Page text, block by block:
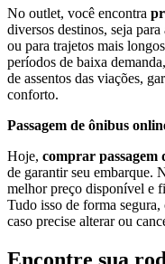
No outlet, você encontra
diversos destinos, seja
ou para trajetos mais
períodos de baixa
de assentos das viações,
conforto.
Passagem de ônibus
Hoje, comprar passagem
de garantir seu embarque.
melhor preço disponível e
Tudo isso de forma
caso precise alterar ou